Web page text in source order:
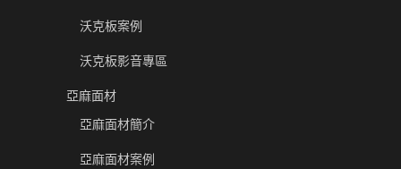
沃克板案例
沃克板影音專區
亞麻面材
亞麻面材簡介
亞麻面材案例